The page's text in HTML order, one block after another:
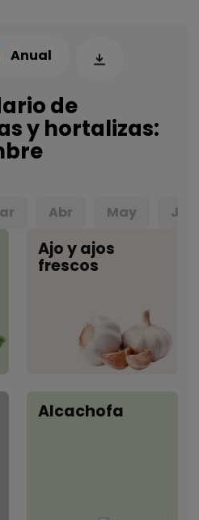
de
y hortalizas:
Anual
Abr May Jun
Ajo y ajos
frescos
Alcachofa